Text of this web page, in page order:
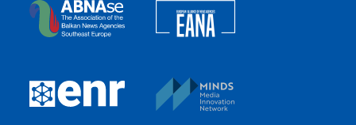
The Assocoation of the Balkan News Agencies
European Newsroom